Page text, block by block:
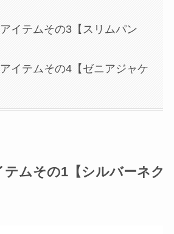
イテムその3【スリムパン
イテムその4【ゼニアジャケ
ムその1【シルバーネク